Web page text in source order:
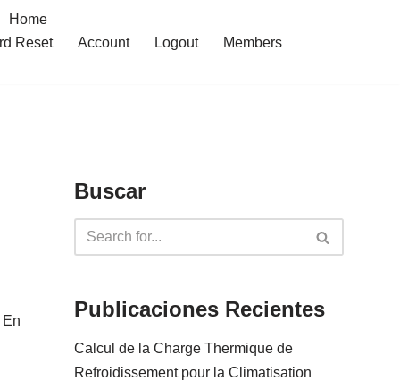
Home
Reset Account Logout
Members
Buscar
Publicaciones Recientes
Calcul de la Charge Thermique de
Refroidissement pour la Climatisation